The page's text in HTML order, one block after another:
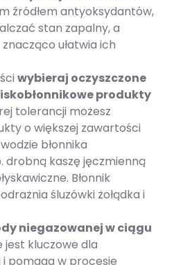
źródłem antyoksydantów,
stan zapalny, a
ułatwia ich
wybieraj oczyszczone
produkty
tolerancji możesz
o większej zawartości
błonnika
drobną kaszę jęczmienną
Błonnik
śluzówki żołądka i
niegazowanej w ciągu
jest kluczowe dla
pomaga w procesie